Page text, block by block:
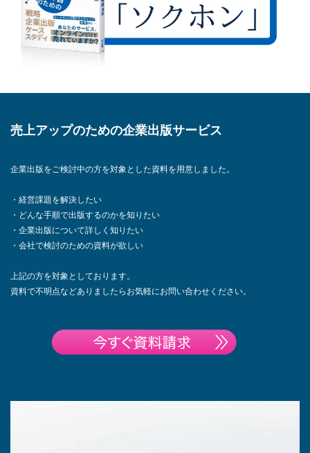
売上アップのための企業出版サービス
企業出版をご検討中の方を対象とした資料を用意しました。
・経営課題を解決したい
・どんな手順で出版するのかを知りたい
・企業出版について詳しく知りたい
・会社で検討のための資料が欲しい
上記の方を対象としております。
資料で不明点などありましたらお気軽にお問い合わせください。